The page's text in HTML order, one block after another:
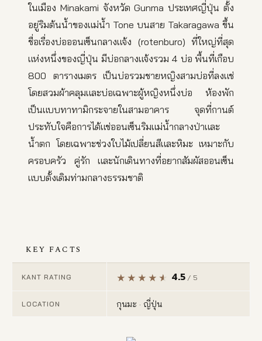
ในเมือง Minakami จังหวัด Gunma ประเทศญี่ปุ่น ตั้ง
อยู่ริมต้นน้ำของแม่น้ำ Tone บนสาย Takaragawa ขึ้น
ชื่อเรื่องบ่อออนเซ็นกลางแจ้ง (rotenburo) ที่ใหญ่ที่สุด
แห่งหนึ่งของญี่ปุ่น มีบ่อกลางแจ้งรวม 4 บ่อ พื้นที่เกือบ
800 ตารางเมตร เป็นบ่อรวมชายหญิงสามบ่อที่ลงแช่
โดยสวมผ้าคลุมและบ่อเฉพาะผู้หญิงหนึ่งบ่อ ห้องพัก
เป็นแบบทาทามิกระจายในสามอาคาร จุดที่กานต์
ประทับใจคือการได้แช่ออนเซ็นริมแม่น้ำกลางป่าและ
น้ำตก โดยเฉพาะช่วงใบไม้เปลี่ยนสีและหิมะ เหมาะกับ
ครอบครัว คู่รัก และนักเดินทางที่อยากสัมผัสออนเซ็น
แบบดั้งเดิมท่ามกลางธรรมชาติ
KEY FACTS
KANT RATING 4.5 / 5
LOCATION กุนมะ · ญี่ปุ่น